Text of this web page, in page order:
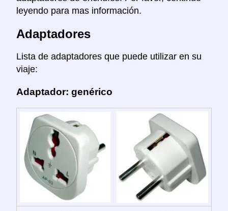
leyendo para mas información.
Adaptadores
Lista de adaptadores que puede utilizar en su
viaje:
Adaptador: genérico